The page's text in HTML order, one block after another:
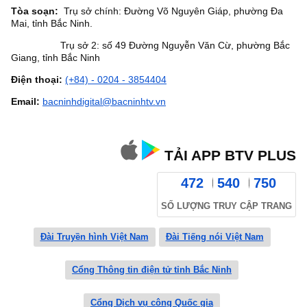
Tòa soạn: Trụ sở chính: Đường Võ Nguyên Giáp, phường Đa
Mai, tỉnh Bắc Ninh.
Trụ sở 2: số 49 Đường Nguyễn Văn Cừ, phường Bắc
Giang, tỉnh Bắc Ninh
Điện thoại: (+84) - 0204 - 3854404
Email: bacninhdigital@bacninhtv.vn
TẢI APP BTV PLUS
472 540 750
SỐ LƯỢNG TRUY CẬP TRANG
Đài Truyền hình Việt Nam Đài Tiếng nói Việt Nam
Cổng Thông tin điện tử tỉnh Bắc Ninh
Cổng Dịch vụ công Quốc gia